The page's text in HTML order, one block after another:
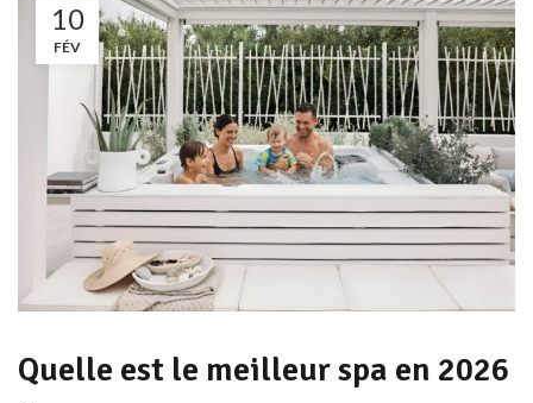
10
FÉV
Quelle est le meilleur spa en 2026